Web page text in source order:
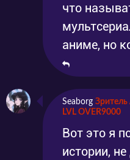
что
аниме, но
Seaborg Зритель
LVL OVER9000
Вот это я
истории,